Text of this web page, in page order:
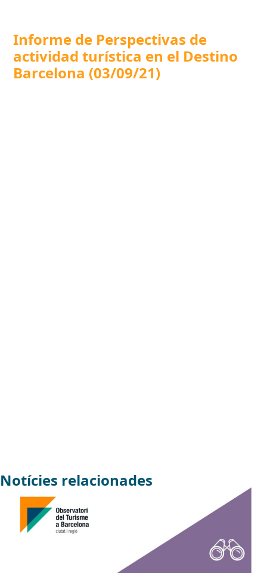
Informe de Perspectivas de
actividad turística en el Destino
Barcelona (03/09/21)
Notícies relacionades